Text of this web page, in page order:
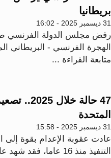
بريطانيا
31 ديسمبر 2025 - 16:02
الهجرة الفرنسي - البريطاني
متابعة القراءة ...
47 حالة
المتحدة
31 ديسمبر 2025 - 15:58
عادت عقوبة الإعدام بقوة
التنفيذ منذ 16 عاما، فقد شهد عام 2025 تنفيذ 47 عمل...